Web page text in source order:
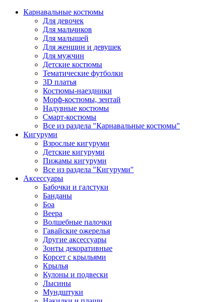
Карнавальные костюмы
Для девочек
Для мальчиков
Для малышей
Для женщин и девушек
Для мужчин
Детские костюмы
Тематические футболки
3D платья
Костюмы-наездники
Морф-костюмы, зентай
Надувные костюмы
Смарт-костюмы
Все из раздела "Карнавальные костюмы"
Кигуруми
Взрослые кигуруми
Детские кигуруми
Пижамы кигуруми
Все из раздела "Кигуруми"
Аксессуары
Бабочки и галстуки
Банданы
Боа
Веера
Волшебные палочки
Гавайские ожерелья
Другие аксессуары
Зонты декоративные
Корсет с крыльями
Крылья
Кулоны и подвески
Лысины
Мундштуки